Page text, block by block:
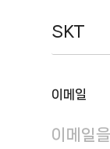
SKT
이메일